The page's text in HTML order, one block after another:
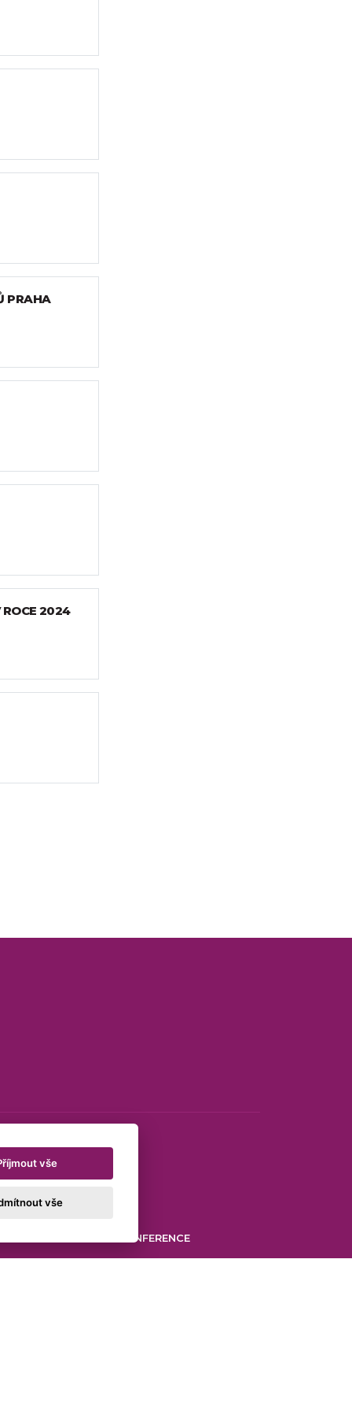
PRAHA
ROCE 2024
AKTUÁLNÍ KONFERENCE
vše
vše